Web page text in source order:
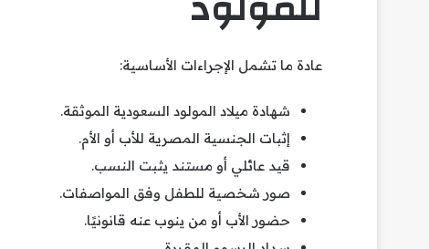
عادة ما تشمل الإجراءات الأساسية:
شهادة ميلاد المولود السعودية الموثقة.
إثبات الجنسية المصرية للأب أو الأم.
قيد عائلي أو مستند يثبت النسب.
صور شخصية للطفل وفق المواصفات.
حضور الأب أو من ينوب عنه قانونيًا.